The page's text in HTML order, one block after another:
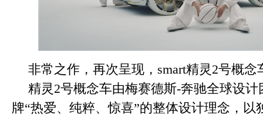
非常之作，再次呈现，smart精灵2号概念
精灵2号概念车由梅赛德斯-奔驰全球设
牌“热爱、纯粹、惊喜”的整体设计理念，以